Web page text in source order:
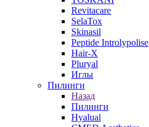
Revitacare
SelaTox
Skinasil
Peptide Introlypolise
Hair-X
Pluryal
Иглы
Пилинги
Назад
Пилинги
Hyalual